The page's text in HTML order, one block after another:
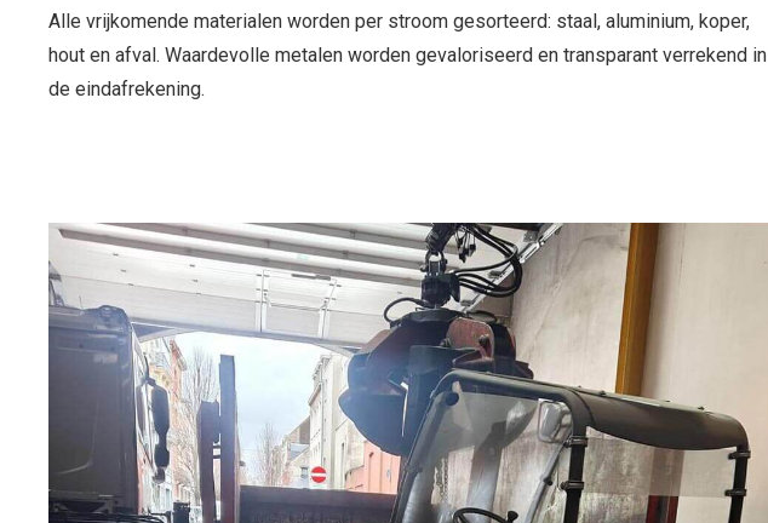
Alle vrijkomende materialen worden per stroom gesorteerd: staal, aluminium, koper,
hout en afval. Waardevolle metalen worden gevaloriseerd en transparant verrekend in
de eindafrekening.